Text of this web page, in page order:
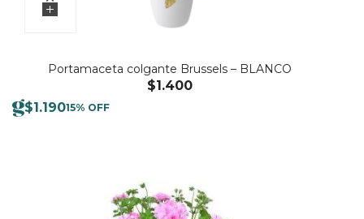
Portamaceta colgante Brussels – BLANCO
$1.400
$1.19015% OFF